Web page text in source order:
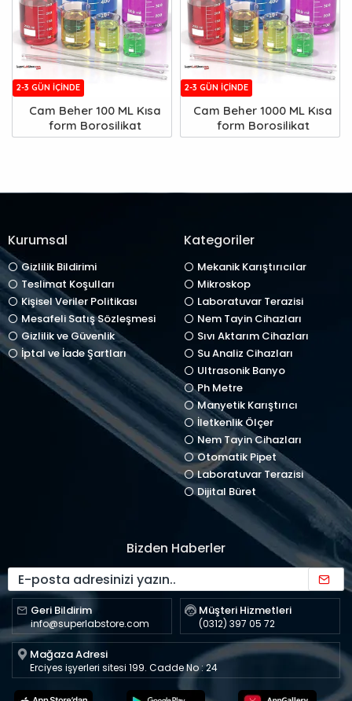
2-3 GÜN IÇINDE
Cam Beher 100 ML Kısa
form Borosilikat
2-3 GÜN IÇINDE
Cam Beher 1000 ML Kısa
form Borosilikat
Kurumsal
Gizlilik Bildirimi
Teslimat Koşulları
Kişisel Veriler Politikası
Mesafeli Satış Sözleşmesi
Gizlilik ve Güvenlik
İptal ve İade Şartları
Kategoriler
Mekanik Karıştırıcılar
Mikroskop
Laboratuvar Terazisi
Nem Tayin Cihazları
Sıvı Aktarım Cihazları
Su Analiz Cihazları
Ultrasonik Banyo
Ph Metre
Manyetik Karıştırıcı
İletkenlik Ölçer
Nem Tayin Cihazları
Otomatik Pipet
Laboratuvar Terazisi
Dijital Büret
Bizden Haberler
Geri Bildirim
info@superlabstore.com
Müşteri Hizmetleri
(0312) 397 05 72
Mağaza Adresi
Erciyes işyerleri sitesi 199. Cadde No : 24